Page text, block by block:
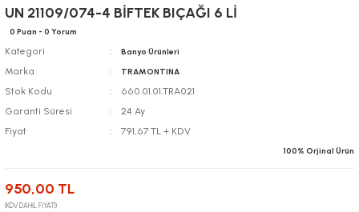
UN 21109/074-4 BİFTEK BIÇAĞI 6 Lİ
0 Puan - 0 Yorum
Kategori Banyo Ürünleri
Marka TRAMONTINA
Stok Kodu
660.01.01.TRA021
Garanti Süresi
24 Ay
Fiyat
791,67 TL + KDV
100% Orjinal Ürün
950,00 TL
(KDV DAHİL FİYATI)